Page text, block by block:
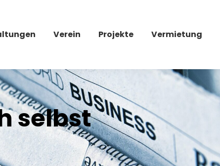
Verein Projekte Vermietung
selbst